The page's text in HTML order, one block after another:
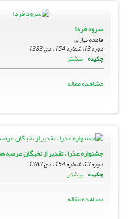
سرود فردا
فاطمه نیازی
دوره 13، شماره 154 ، دی 1383
چکیده بیشتر
مشاهده مقاله
جشنواره عذرا ، تقدیر از نخبگان
دوره 13، شماره 154 ، دی 1383
چکیده بیشتر
مشاهده مقاله